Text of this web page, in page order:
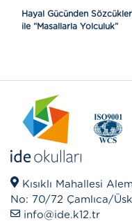
Hayal Gücünden
ile “Masallarla Yolculuk”
Kısıklı Mahallesi
No: 70/72 Çamlıca/
info@ide.k12.tr